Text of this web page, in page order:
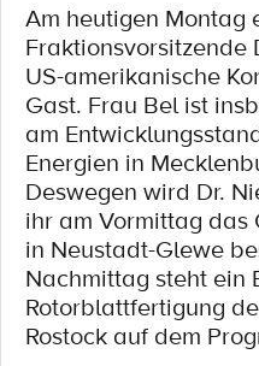
Am heutigen Montag
Fraktionsvorsitzende
US-amerikanische
Gast. Frau Bel ist
am
Energien in
Deswegen wird Dr.
ihr am Vormittag
in Neustadt-Glewe
Nachmittag steht ein
Rotorblattfertigung
Rostock auf dem